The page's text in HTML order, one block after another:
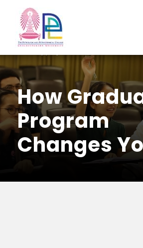
How
Program
Changes